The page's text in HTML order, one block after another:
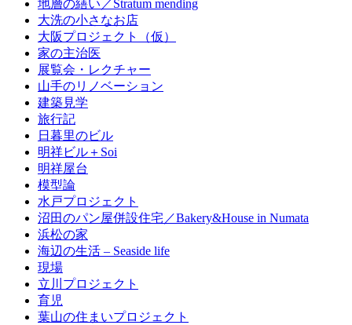
地層の繕い／Stratum mending
大洗の小さなお店
大阪プロジェクト（仮）
家の主治医
展覧会・レクチャー
山手のリノベーション
建築見学
旅行記
日暮里のビル
明祥ビル＋Soi
明祥屋台
模型論
水戸プロジェクト
沼田のパン屋併設住宅／Bakery&House in Numata
浜松の家
海辺の生活 – Seaside life
現場
立川プロジェクト
育児
葉山の住まいプロジェクト